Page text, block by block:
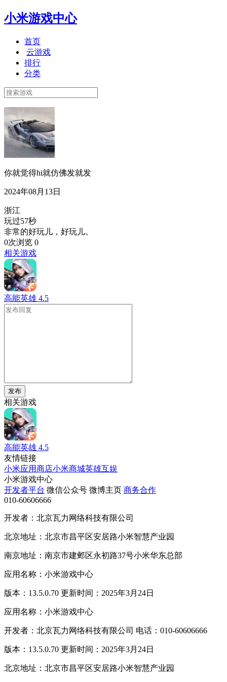
小米游戏中心
首页
云游戏
排行
分类
你就觉得hi就仿佛发就发
2024年08月13日
浙江
玩过57秒
非常的好玩儿，好玩儿。
0次浏览 0
相关游戏
高能英雄 4.5
发布
相关游戏
高能英雄 4.5
友情链接
小米应用商店小米商城英雄互娱
小米游戏中心
开发者平台 微信公众号 微博主页 商务合作
010-60606666
开发者：北京瓦力网络科技有限公司
北京地址：北京市昌平区安居路小米智慧产业园
南京地址：南京市建邺区永初路37号小米华东总部
应用名称：小米游戏中心
版本：13.5.0.70 更新时间：2025年3月24日
应用名称：小米游戏中心
开发者：北京瓦力网络科技有限公司 电话：010-60606666
版本：13.5.0.70 更新时间：2025年3月24日
北京地址：北京市昌平区安居路小米智慧产业园